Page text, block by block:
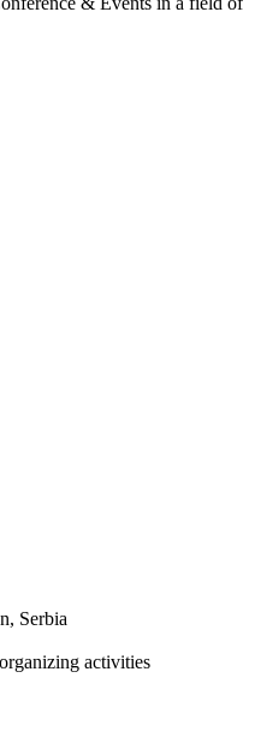
Serbia
activities